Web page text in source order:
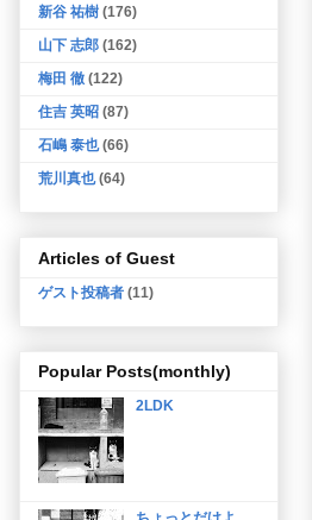
新谷 祐樹 (176)
山下 志郎 (162)
梅田 徹 (122)
住吉 英昭 (87)
石嶋 泰也 (66)
荒川真也 (64)
Articles of Guest
ゲスト投稿者 (11)
Popular Posts(monthly)
2LDK